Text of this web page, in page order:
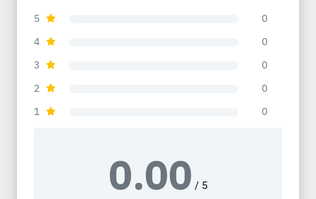
5
0
4
0
3
0
2
0
1
0
0.00 / 5